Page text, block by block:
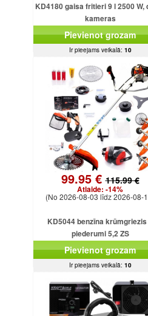
KD4180 gaisa fritieri 9 l 2500 W,
kameras
Pievienot grozam
Ir pieejams veikalā: 10
99.95 €115.99 €
Atlaide: -14%
(No 2026-08-03 līdz 2026-08-
KD5044 benzīna krūmgriezis
piederumi 5,2 ZS
Pievienot grozam
Ir pieejams veikalā: 10